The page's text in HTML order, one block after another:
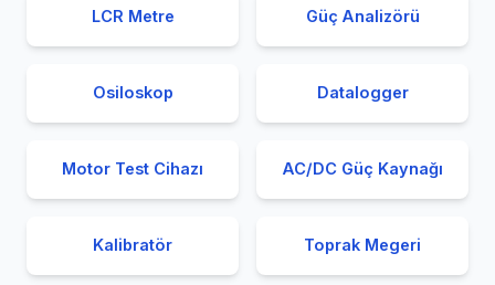
LCR Metre Güç Analizörü
Osiloskop Datalogger
Motor Test Cihazı AC/DC Güç Kaynağı
Kalibratör Toprak Megeri